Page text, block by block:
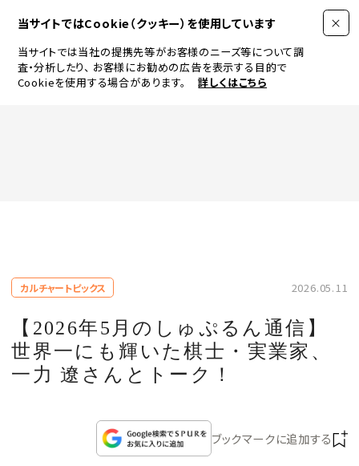
当サイトではCookie（クッキー）を使用しています
当サイトでは当社の提携先等がお客様のニーズ等について調
査・分析したり、 お客様にお勧めの広告を表示する目的で
Cookieを使用する場合があります。
詳しくはこちら
JEWELRY & WATCH
LIFESTYLE
CULTURE
CELEBRITY
カルチャートピックス 2026.05.11
【2026年5月のしゅぷるん通信】
世界一にも輝いた棋士・実業家、
一力 遼さんとトーク！
ブックマークに追加する